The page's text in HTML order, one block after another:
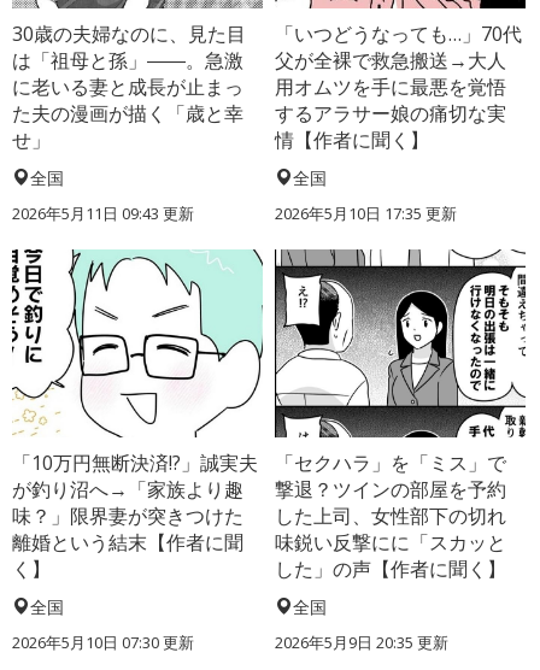
30歳の夫婦なのに、見た目
は「祖母と孫」――。急激
に老いる妻と成長が止まっ
た夫の漫画が描く「歳と幸
せ」
全国
2026年5月11日 09:43 更新
「いつどうなっても…」70代
父が全裸で救急搬送→大人
用オムツを手に最悪を覚悟
するアラサー娘の痛切な実
情【作者に聞く】
全国
2026年5月10日 17:35 更新
「10万円無断決済!?」誠実夫
が釣り沼へ→「家族より趣
味？」限界妻が突きつけた
離婚という結末【作者に聞
く】
全国
2026年5月10日 07:30 更新
「セクハラ」を「ミス」で
撃退？ツインの部屋を予約
した上司、女性部下の切れ
味鋭い反撃にに「スカッと
した」の声【作者に聞く】
全国
2026年5月9日 20:35 更新